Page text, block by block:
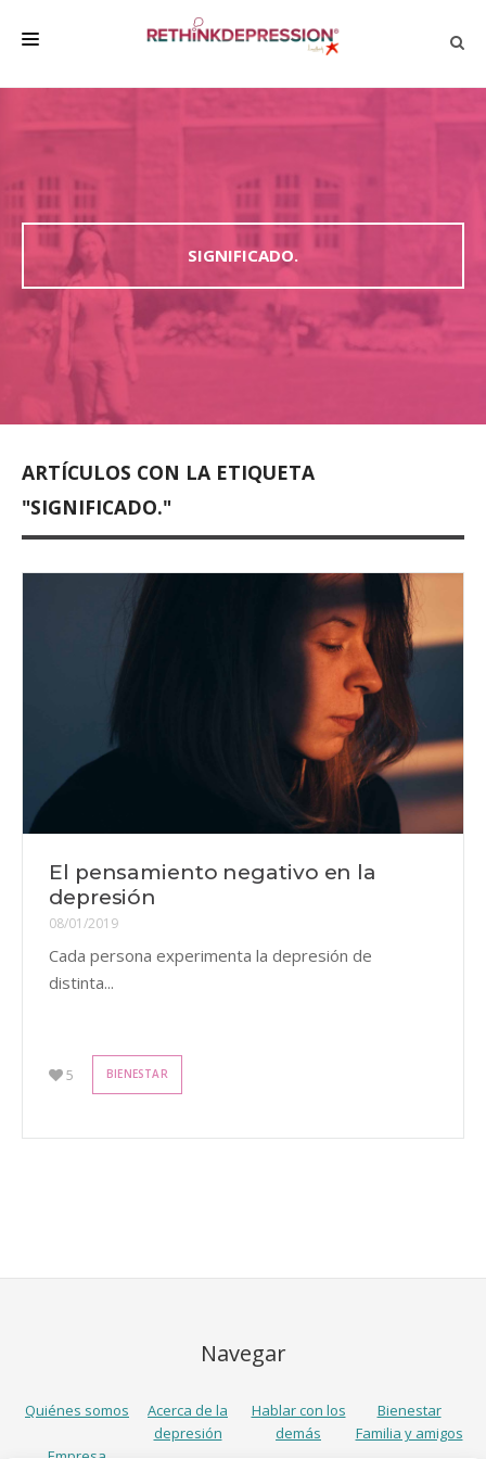
HABLAR CON LOS DEMÁS
BIENESTAR
FAMILIA Y AMIGOS
EMPRESA
DEPRESSÃO SEM RODEIOS
SIGNIFICADO.
ARTÍCULOS CON LA ETIQUETA
"SIGNIFICADO."
El pensamiento negativo en la
depresión
08/01/2019
Cada persona experimenta la depresión de
distinta...
5 BIENESTAR
Navegar
Quiénes somos
Acerca de la
depresión
Hablar con los
demás
Bienestar
Familia y amigos